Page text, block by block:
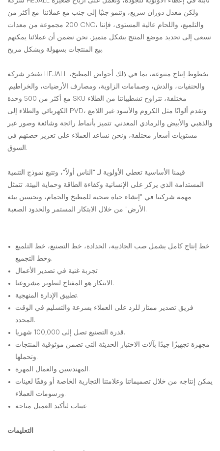
ولكن معدل دوران سريع، وتنمو جنبًا إلى جنب مع عملائنا. مع أكثر من
200 مجموعة من معدات CNC، والتلميع، واللحام عالية المستوى، فإننا
نسعى إلى تحديد موضع المنتج بشكل متميز. نحن نضمن أن عملائنا يمكنهم
بيع المنتجات بسهولة وبشكل مربح.
تفتخر شركة HEJALL بخطوط إنتاج متنوعة، بما في ذلك أحواض المطبخ،
والحنفيات، والدش، وصمامات الزاوية، ومصارف الأرضيات، والخراطيم.
مع أكثر من 500 وحدة SKU مختلفة، تتراوح تشطيباتنا من الطلاء
الكهربائي والطلاء إلى PVD، وتقدم ألوانًا مثل الكروم والأسود غير اللامع
والذهبي والأبيض والرمادي المعدني. تتميز بأنماط رائجة وشائعة وصور عبر
مستويات أسعار مختلفة، ونحن نساعد العملاء على تعزيز حصتهم في
السوق.
قيمنا الأساسية تعطي الأولوية لـ "الناس أولاً"، وتتبع نموذج التنمية
المستدامة الذي يركز على الإنسانية وكفاءة الطاقة وحماية البيئة. تتمثل
مهمة شركتنا في "إنشاء حياة صحية للمطبخ والحمام، وتحسين بيئة
الأرض" من خلال الابتكار المستمر والحدود الصعبة.
خط إنتاج كامل يشمل صب الجاذبية، الحدادة، خط التصنيع، خط التلميع
وخط التجميع.
تجربة غنية في تصدير الأعمال
الابتكار هو المفتاح لتطوير مشروعنا.
تطبيق الإدارة المنهجية.
فريق تصدير ممتاز للرد على العملاء بسرعة والتسليم في الوقت
المحدد.
قدرة التصنيع تصل إلى 100,000 شهريا.
مجهزة تجهيزًا جيدًا بآلات الاختبار الحديثة التي تضمن موثوقية المنتجات
وتحملها.
المهندسين والعمال المهرة.
يمكن إنتاجه من خلال تصميماتنا وعلامتنا التجارية الخاصة أو وفقًا لعينات
ورسومات العملاء.
عينات لتأكيد العميل متاحة
التعليمات